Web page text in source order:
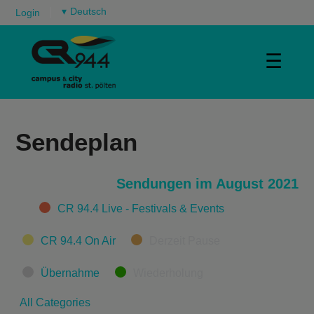
Login ▾
☰
Sendeplan
Sendungen im August 2021
CategoriesCR 94.4 Live - Festivals & Events
CR 94.4 On Air
Übernahme
All Categories